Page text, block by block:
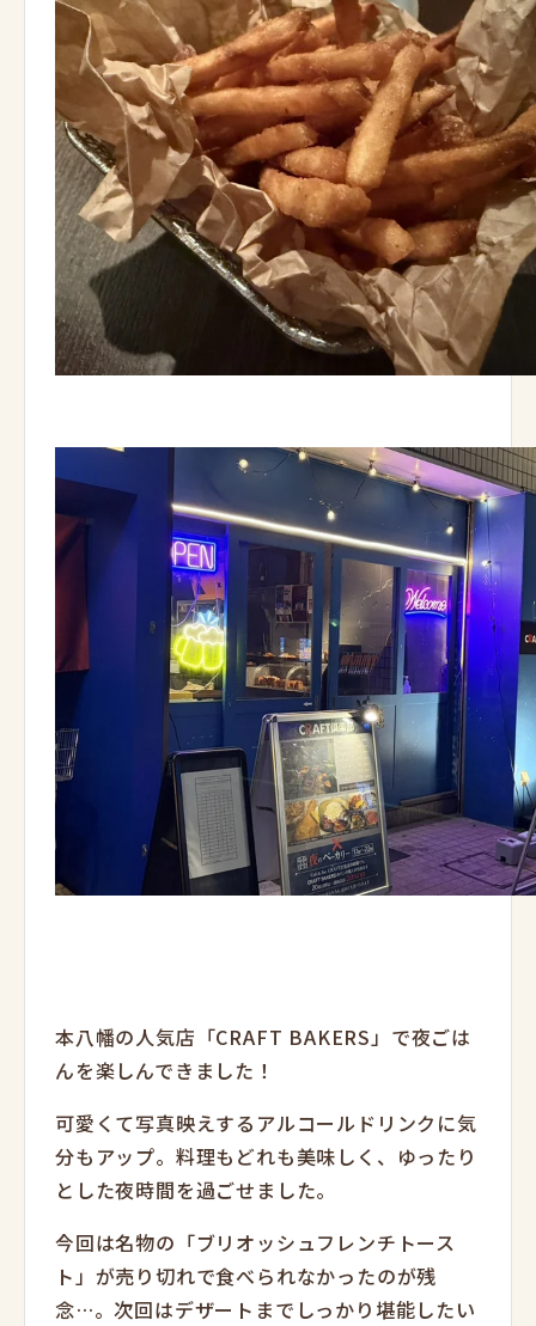
本八幡の人気店「CRAFT BAKERS」で夜ごは
んを楽しんできました！
可愛くて写真映えするアルコールドリンクに気
分もアップ。料理もどれも美味しく、ゆったり
とした夜時間を過ごせました。
今回は名物の「ブリオッシュフレンチトース
ト」が売り切れで食べられなかったのが残
念…。次回はデザートまでしっかり堪能したい